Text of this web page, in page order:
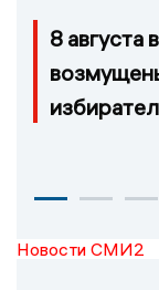
8 августа
Новости СМИ2